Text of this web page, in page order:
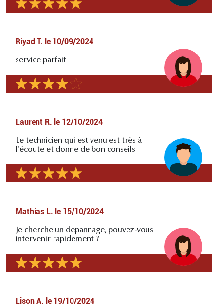
Riyad T. le 10/09/2024
service parfait
Laurent R. le 12/10/2024
Le technicien qui est venu est très à
l'écoute et donne de bon conseils
Mathias L. le 15/10/2024
Je cherche un depannage, pouvez-vous
intervenir rapidement ?
Lison A. le 19/10/2024